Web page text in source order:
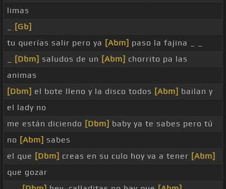
limas
[Gb]
tu querías salir pero ya [Abm] paso la fajina _ _
[Dbm] saludos de un [Abm] chorrito pa las
animas
[Dbm] el bote lleno y la disco todos [Abm] bailan y
el lady no
me están diciendo [Dbm] baby ya te sabes pero tú
no [Abm] sabes
el que [Dbm] creas en su culo hoy va a tener [Abm]
que gozar